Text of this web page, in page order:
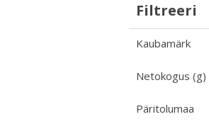
Filtreeri
Kaubamärk
Netokogus (g)
Päritolumaa